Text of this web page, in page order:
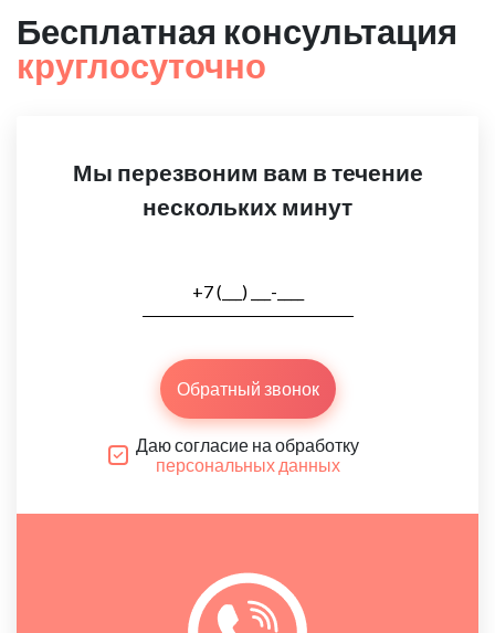
Бесплатная консультация
круглосуточно
Мы перезвоним вам в течение
нескольких минут
Обратный звонок
Даю согласие на обработку
персональных данных